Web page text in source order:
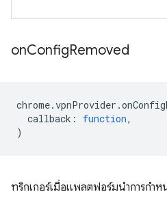
onConfigRemoved
chrome.vpnProvider .
callback : function,
)
ทริกเกอร์เมื่อแพลตฟอร์มนำการกำ